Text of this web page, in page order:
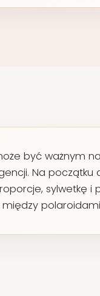
być ważnym
Na
sylwetkę i